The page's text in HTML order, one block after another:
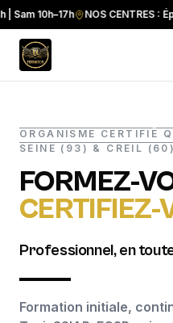
10h–17h NOS CENTRES :
ORGANISME CERTIFIÉ
SEINE (93) & CREIL (60)
FORMEZ-
CERTIFIEZ-
Professionnel, en
Formation initiale,